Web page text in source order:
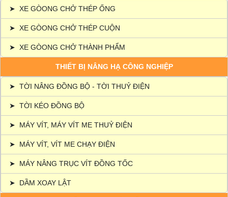
➤ XE GÒONG CHỞ THÉP ỐNG
➤ XE GÒONG CHỞ THÉP CUỘN
➤ XE GÒONG CHỞ THÀNH PHẨM
THIẾT BỊ NÂNG HẠ CÔNG NGHIỆP
➤ TỜI NÂNG ĐỒNG BỘ - TỜI THUỶ ĐIỆN
➤ TỜI KÉO ĐỒNG BỘ
➤ MÁY VÍT, MÁY VÍT ME THUỶ ĐIỆN
➤ MÁY VÍT, VÍT ME CHẠY ĐIỆN
➤ MÁY NÂNG TRỤC VÍT ĐỒNG TỐC
➤ DẦM XOAY LẬT